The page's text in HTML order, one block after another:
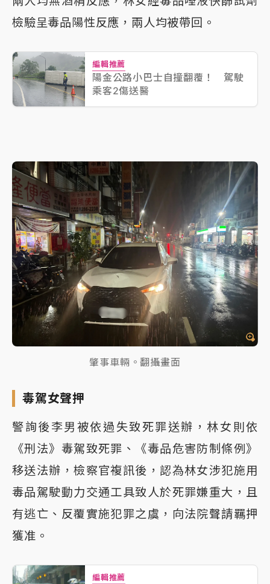
檢驗呈毒品陽性反應，兩人均被帶回。
編輯推薦
陽金公路小巴士自撞翻覆！ 駕駛
乘客2傷送醫
肇事車輛。翻攝畫面
毒駕女聲押
警詢後李男被依過失致死罪送辦，林女則依
《刑法》毒駕致死罪、《毒品危害防制條例》
移送法辦，檢察官複訊後，認為林女涉犯施用
毒品駕駛動力交通工具致人於死罪嫌重大，且
有逃亡、反覆實施犯罪之虞，向法院聲請羈押
獲准。
編輯推薦